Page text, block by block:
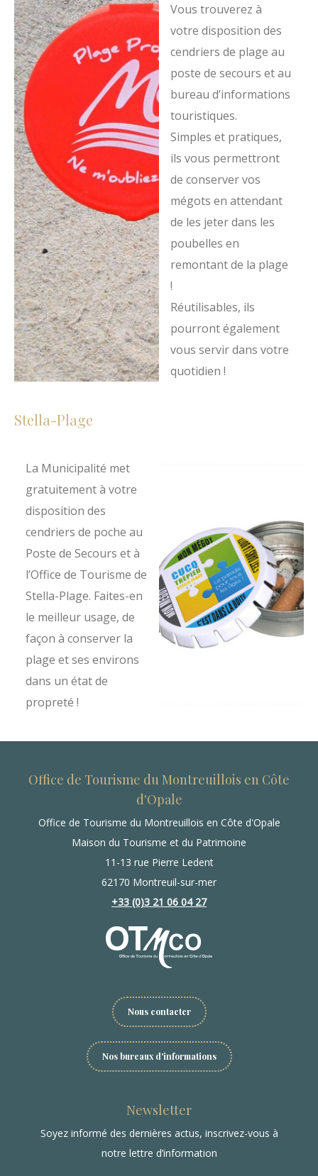
Vous trouverez à
votre disposition des
cendriers de plage au
poste de secours et au
bureau d’informations
touristiques.
Simples et pratiques,
ils vous permettront
de conserver vos
mégots en attendant
de les jeter dans les
poubelles en
remontant de la plage
!
Réutilisables, ils
pourront également
vous servir dans votre
quotidien !
Stella-Plage
La Municipalité met
gratuitement à votre
disposition des
cendriers de poche au
Poste de Secours et à
l’Office de Tourisme de
Stella-Plage. Faites-en
le meilleur usage, de
façon à conserver la
plage et ses environs
dans un état de
propreté !
Office de Tourisme du Montreuillois en Côte
d'Opale
Office de Tourisme du Montreuillois en Côte d'Opale
Maison du Tourisme et du Patrimoine
11-13 rue Pierre Ledent
62170 Montreuil-sur-mer
+33 (0)3 21 06 04 27
Nous contacter
Nos bureaux d'informations
Newsletter
Soyez informé des dernières actus, inscrivez-vous à
notre lettre d’information